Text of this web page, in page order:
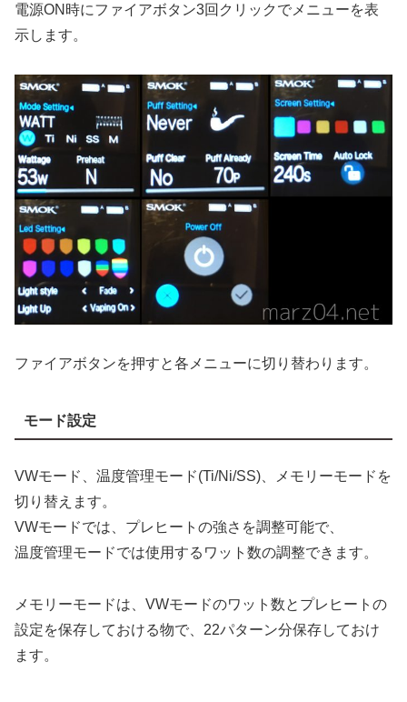
電源ON時にファイアボタン3回クリックでメニューを表
示します。
ファイアボタンを押すと各メニューに切り替わります。
モード設定
VWモード、温度管理モード(Ti/Ni/SS)、メモリーモードを
切り替えます。
VWモードでは、プレヒートの強さを調整可能で、
温度管理モードでは使用するワット数の調整できます。
メモリーモードは、VWモードのワット数とプレヒートの
設定を保存しておける物で、22パターン分保存しておけ
ます。